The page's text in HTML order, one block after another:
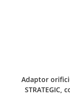
Adaptor